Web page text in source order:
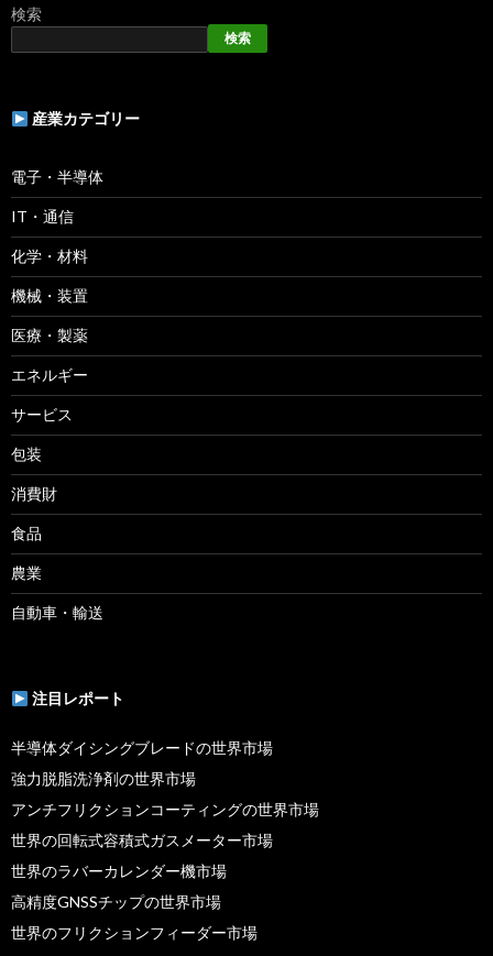
検索
検索
産業カテゴリー
電子・半導体
IT・通信
化学・材料
機械・装置
医療・製薬
エネルギー
サービス
包装
消費財
食品
農業
自動車・輸送
注目レポート
半導体ダイシングブレードの世界市場
強力脱脂洗浄剤の世界市場
アンチフリクションコーティングの世界市場
世界の回転式容積式ガスメーター市場
世界のラバーカレンダー機市場
高精度GNSSチップの世界市場
世界のフリクションフィーダー市場